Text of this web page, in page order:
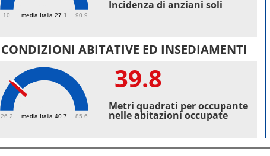
media Italia 27.1
10 90.9
Incidenza di anziani soli
CONDIZIONI ABITATIVE ED INSEDIAMENTI
media Italia 40.7
26.2 85.6
39.8
Metri quadrati per occupante
nelle abitazioni occupate